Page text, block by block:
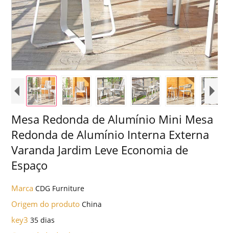
Mesa Redonda de Alumínio Mini Mesa
Redonda de Alumínio Interna Externa
Varanda Jardim Leve Economia de
Espaço
MarcaCDG Furniture
Origem do produtoChina
key335 dias